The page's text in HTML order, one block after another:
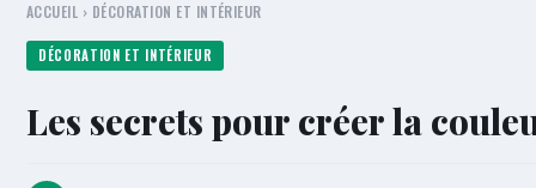
ACCUEIL › DÉCORATION ET INTÉRIEUR
DÉCORATION ET INTÉRIEUR
Les secrets pour créer la